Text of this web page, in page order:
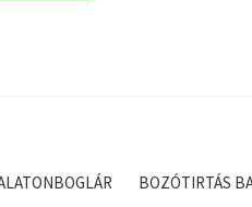
BOZÓTIRTÁS